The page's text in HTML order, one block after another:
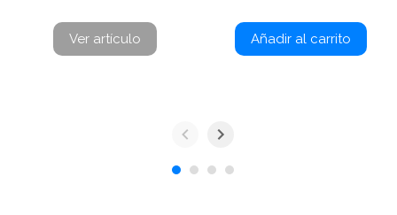
Ver artículo Añadir al carrito